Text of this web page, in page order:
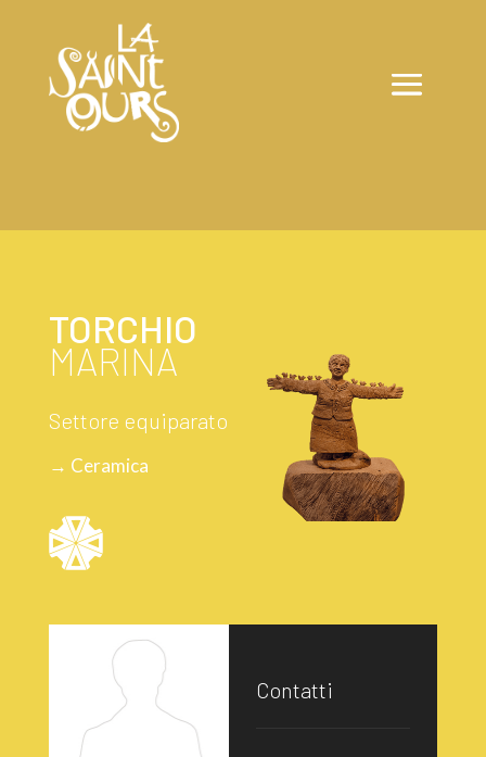
TORCHIO
MARINA
Settore equiparato
→ Ceramica
Contatti